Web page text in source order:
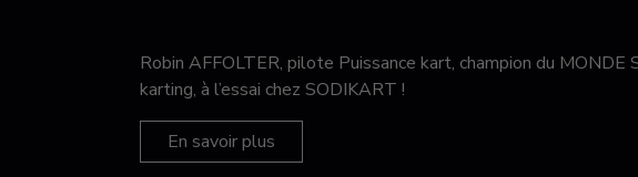
Robin AFFOLTER, pilote Puissance kart, champion du MONDE
karting, à l’essai chez SODIKART !
En savoir plus